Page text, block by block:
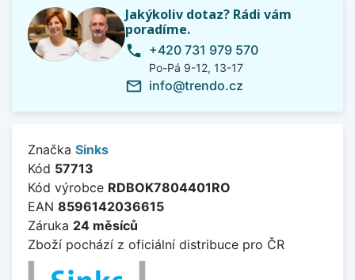
Jakýkoliv dotaz? Rádi vám
poradíme.
phone +420 731 979 570
Po-Pá 9-12, 13-17
mail_outline info@trendo.cz
Značka Sinks
Kód 57713
Kód výrobce RDBOK7804401RO
EAN 8596142036615
Záruka 24 měsíců
Zboží pochází z oficiální distribuce pro ČR